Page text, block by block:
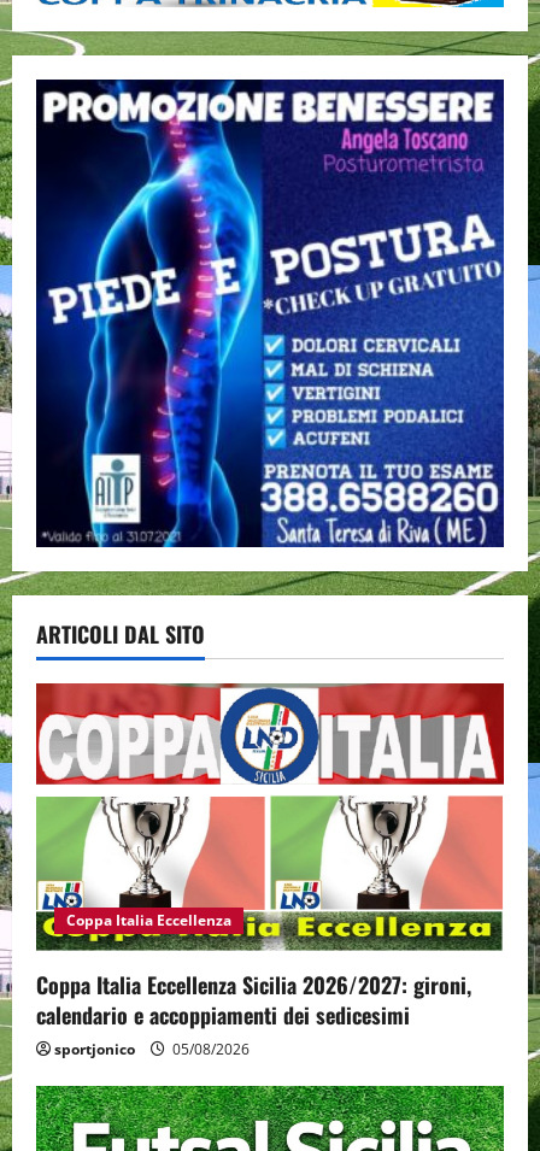
ARTICOLI DAL SITO
Coppa Italia Eccellenza
Coppa Italia Eccellenza Sicilia 2026/2027: gironi,
calendario e accoppiamenti dei sedicesimi
sportjonico 05/08/2026